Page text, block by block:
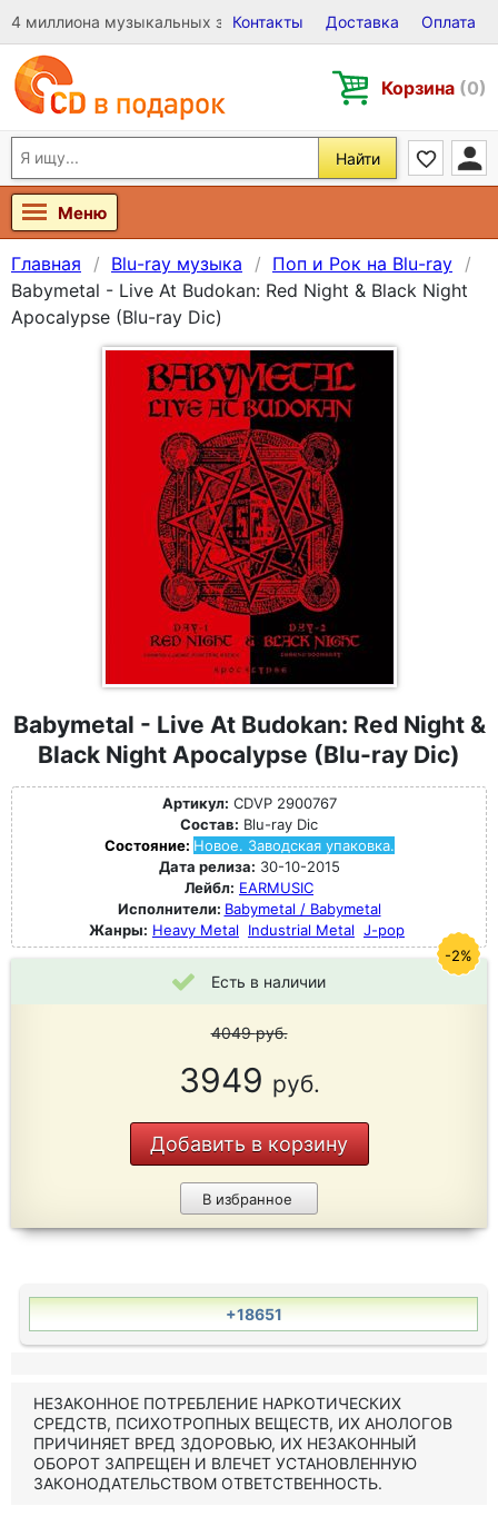
4 миллиона музыкальных записей на Виниле, CD и DVD
Контакты Доставка Оплата
Корзина (0)
Найти
Меню
Главная Blu-ray музыка
Поп и Рок на Blu-ray
Babymetal - Live At Budokan: Red Night & Black Night
Apocalypse (Blu-ray Dic)
Babymetal - Live At Budokan: Red Night &
Black Night Apocalypse (Blu-ray Dic)
Артикул: CDVP 2900767
Состав: Blu-ray Dic
Состояние: Новое. Заводская упаковка.
Дата релиза: 30-10-2015
Лейбл: EARMUSIC
Исполнители: Babymetal / Babymetal
Жанры: Heavy Metal Industrial Metal J-pop
Есть в наличии
4049руб.
3949 руб.
Добавить в корзину
В избранное
-2%
+18651
НЕЗАКОННОЕ ПОТРЕБЛЕНИЕ НАРКОТИЧЕСКИХ
СРЕДСТВ, ПСИХОТРОПНЫХ ВЕЩЕСТВ, ИХ АНОЛОГОВ
ПРИЧИНЯЕТ ВРЕД ЗДОРОВЬЮ, ИХ НЕЗАКОННЫЙ
ОБОРОТ ЗАПРЕЩЕН И ВЛЕЧЕТ УСТАНОВЛЕННУЮ
ЗАКОНОДАТЕЛЬСТВОМ ОТВЕТСТВЕННОСТЬ.